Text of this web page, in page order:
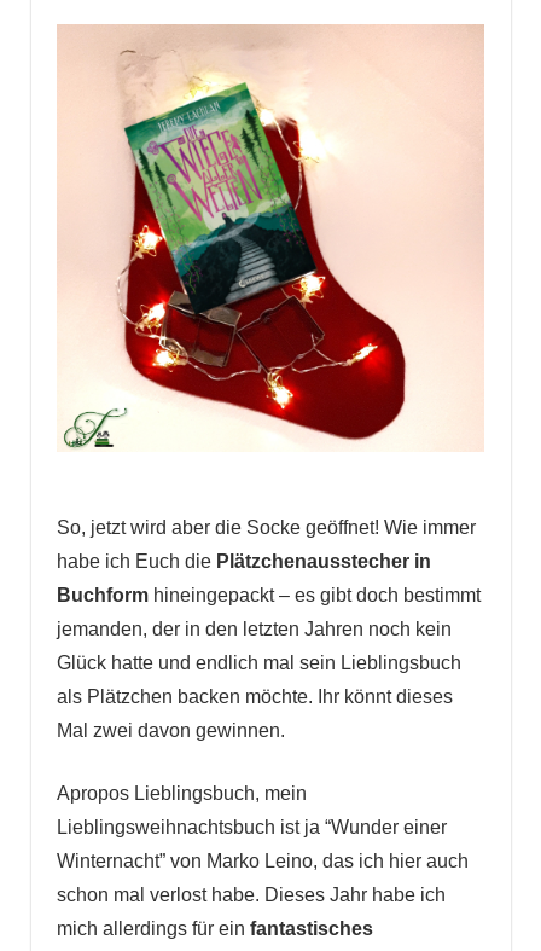
So, jetzt wird aber die Socke geöffnet! Wie immer
habe ich Euch die Plätzchenausstecher in
Buchformhineingepackt – es gibt doch bestimmt
jemanden, der in den letzten Jahren noch kein
Glück hatte und endlich mal sein Lieblingsbuch
als Plätzchen backen möchte. Ihr könnt dieses
Mal zwei davon gewinnen.
Apropos Lieblingsbuch, mein
Lieblingsweihnachtsbuch ist ja “Wunder einer
Winternacht” von Marko Leino, das ich hier auch
schon mal verlost habe. Dieses Jahr habe ich
mich allerdings für ein fantastisches